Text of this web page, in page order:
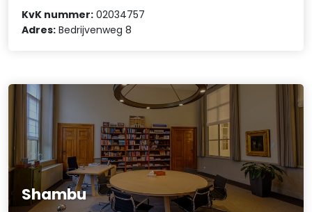
KvK nummer: 02034757
Adres: Bedrijvenweg 8
Shambu